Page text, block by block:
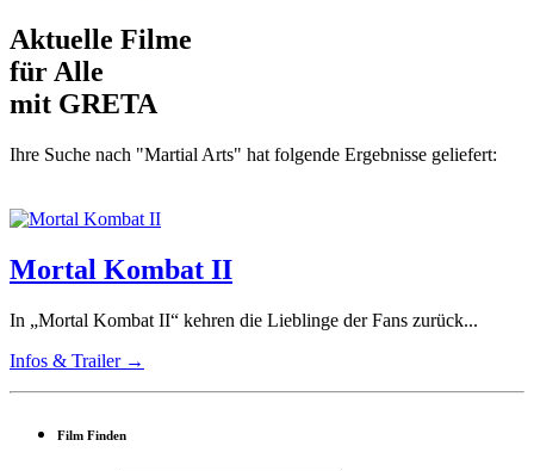
Aktuelle Filme
für Alle
mit GRETA
Ihre Suche nach "Martial Arts" hat folgende Ergebnisse geliefert:
Mortal Kombat II
In „Mortal Kombat II“ kehren die Lieblinge der Fans zurück...
Infos & Trailer →
Film Finden